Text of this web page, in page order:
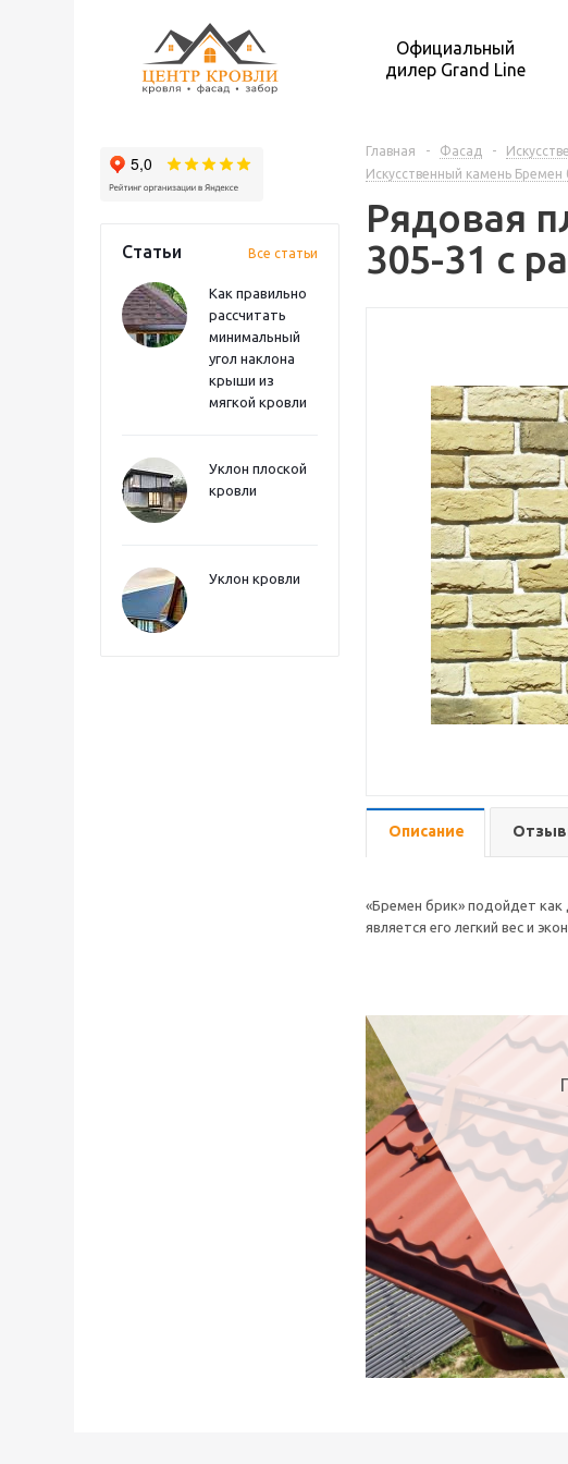
Официальный
дилер Grand Line
Статьи Все статьи
Как правильно
рассчитать
минимальный
угол наклона
крыши из
мягкой кровли
Уклон плоской
кровли
Уклон кровли
Главная - Фасад -
Искусственный камень Бремен
Рядовая
305-31 с
Описание
«Бремен брик» подойдет
является его легкий вес и